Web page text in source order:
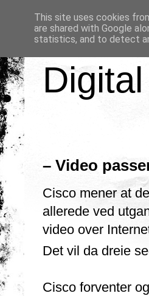
– Video
Cisco mener at
allerede ved
video over
Det vil da dreie
Cisco forventer
This site uses cookies
are shared with Google
statistics, and to detect